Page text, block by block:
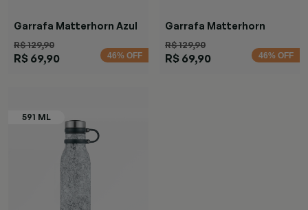
Garrafa Matterhorn Azul
R$ 129,90
R$ 69,90 46% OFF
Garrafa Matterhorn
R$ 129,90
R$ 69,90 46% OFF